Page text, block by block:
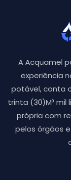
A Acquamel
experiência
potável, conta
trinta (30)M³
própria com
pelos órgãos